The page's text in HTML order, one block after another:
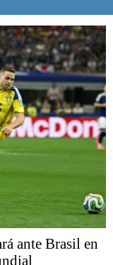
ante Brasil en